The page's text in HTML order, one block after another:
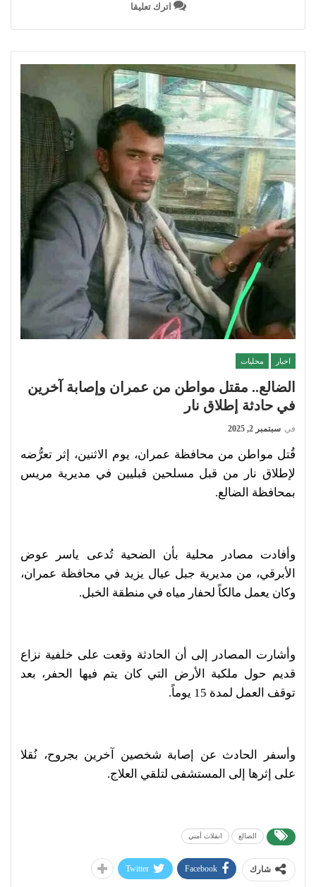
اترك تعليقا
اخبار محليات
الضالع.. مقتل مواطن من عمران وإصابة آخرين
في حادثة إطلاق نار
في سبتمبر 2, 2025
قُتل مواطن من محافظة عمران، يوم الاثنين، إثر تعرُّضه
لإطلاق نار من قبل مسلحين قبليين في مديرية مريس
بمحافظة الضالع.
وأفادت مصادر محلية بأن الضحية تُدعى ياسر عوض
الأبرقي، من مديرية جبل عيال يزيد في محافظة عمران،
وكان يعمل مالكاً لحفار مياه في منطقة الخبل.
وأشارت المصادر إلى أن الحادثة وقعت على خلفية نزاع
قديم حول ملكية الأرض التي كان يتم فيها الحفر، بعد
توقف العمل لمدة 15 يوماً.
وأسفر الحادث عن إصابة شخصين آخرين بجروح، نُقلا
على إثرها إلى المستشفى لتلقي العلاج.
الضالع انفلات أمني
شارك Facebook
Twitter